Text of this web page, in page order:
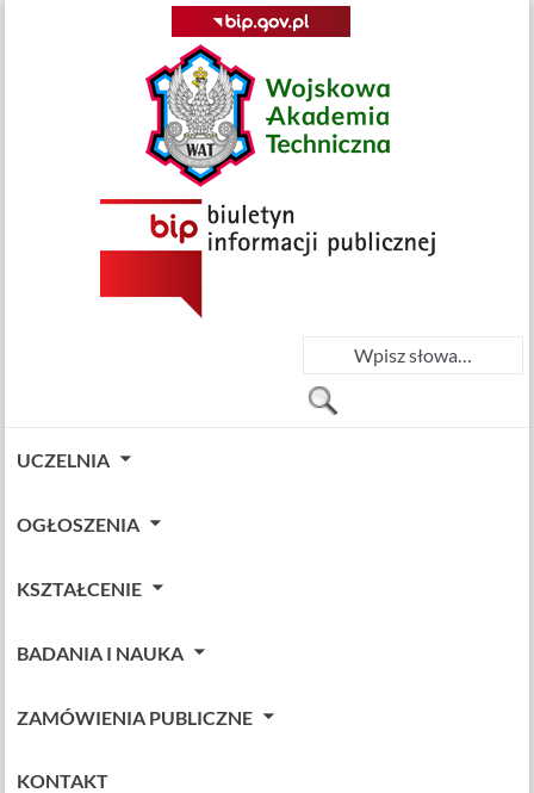
UCZELNIA
OGŁOSZENIA
KSZTAŁCENIE
BADANIA I NAUKA
ZAMÓWIENIA PUBLICZNE
KONTAKT